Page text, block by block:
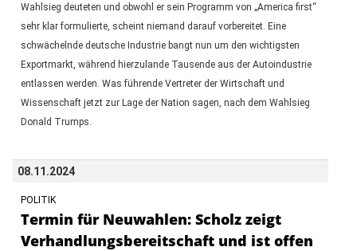
Wahlsieg deuteten und obwohl er sein Programm von „America first“
sehr klar formulierte, scheint niemand darauf vorbereitet. Eine
schwächelnde deutsche Industrie bangt nun um den wichtigsten
Exportmarkt, während hierzulande Tausende aus der Autoindustrie
entlassen werden. Was führende Vertreter der Wirtschaft und
Wissenschaft jetzt zur Lage der Nation sagen, nach dem Wahlsieg
Donald Trumps.
08.11.2024
POLITIK
Termin für Neuwahlen: Scholz zeigt
Verhandlungsbereitschaft und ist offen